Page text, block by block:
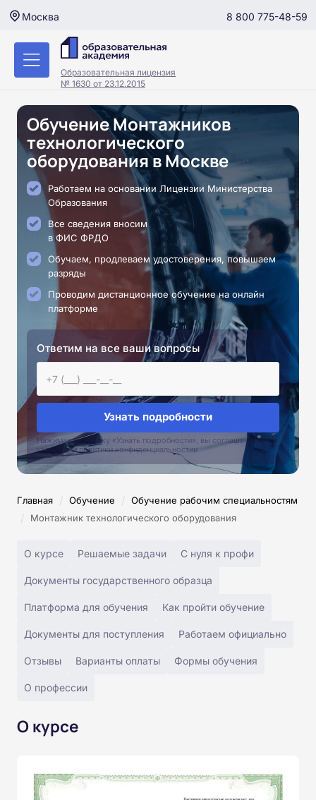
Москва 8 800 775-48-59
Образовательная лицензия
№ 1630 от 23.12.2015
Обучение Монтажников
технологического
оборудования в Москве
Работаем на основании Лицензии Министерства
Образования
Все сведения вносим
в ФИС ФРДО
Обучаем, продлеваем удостоверения, повышаем
разряды
Проводим дистанционное обучение на онлайн
платформе
Ответим на все ваши вопросы
Узнать подробности
Нажимая на кнопку «Узнать подробности», вы соглашаетесь с
условиями политики конфиденциальностии
Главная / Обучение / Обучение рабочим специальностям
/ Монтажник технологического оборудования
О курсе Решаемые задачи С нуля к профи
Документы государственного образца
Платформа для обучения Как пройти обучение
Документы для поступления Работаем официально
Отзывы Варианты оплаты Формы обучения
О профессии
О курсе